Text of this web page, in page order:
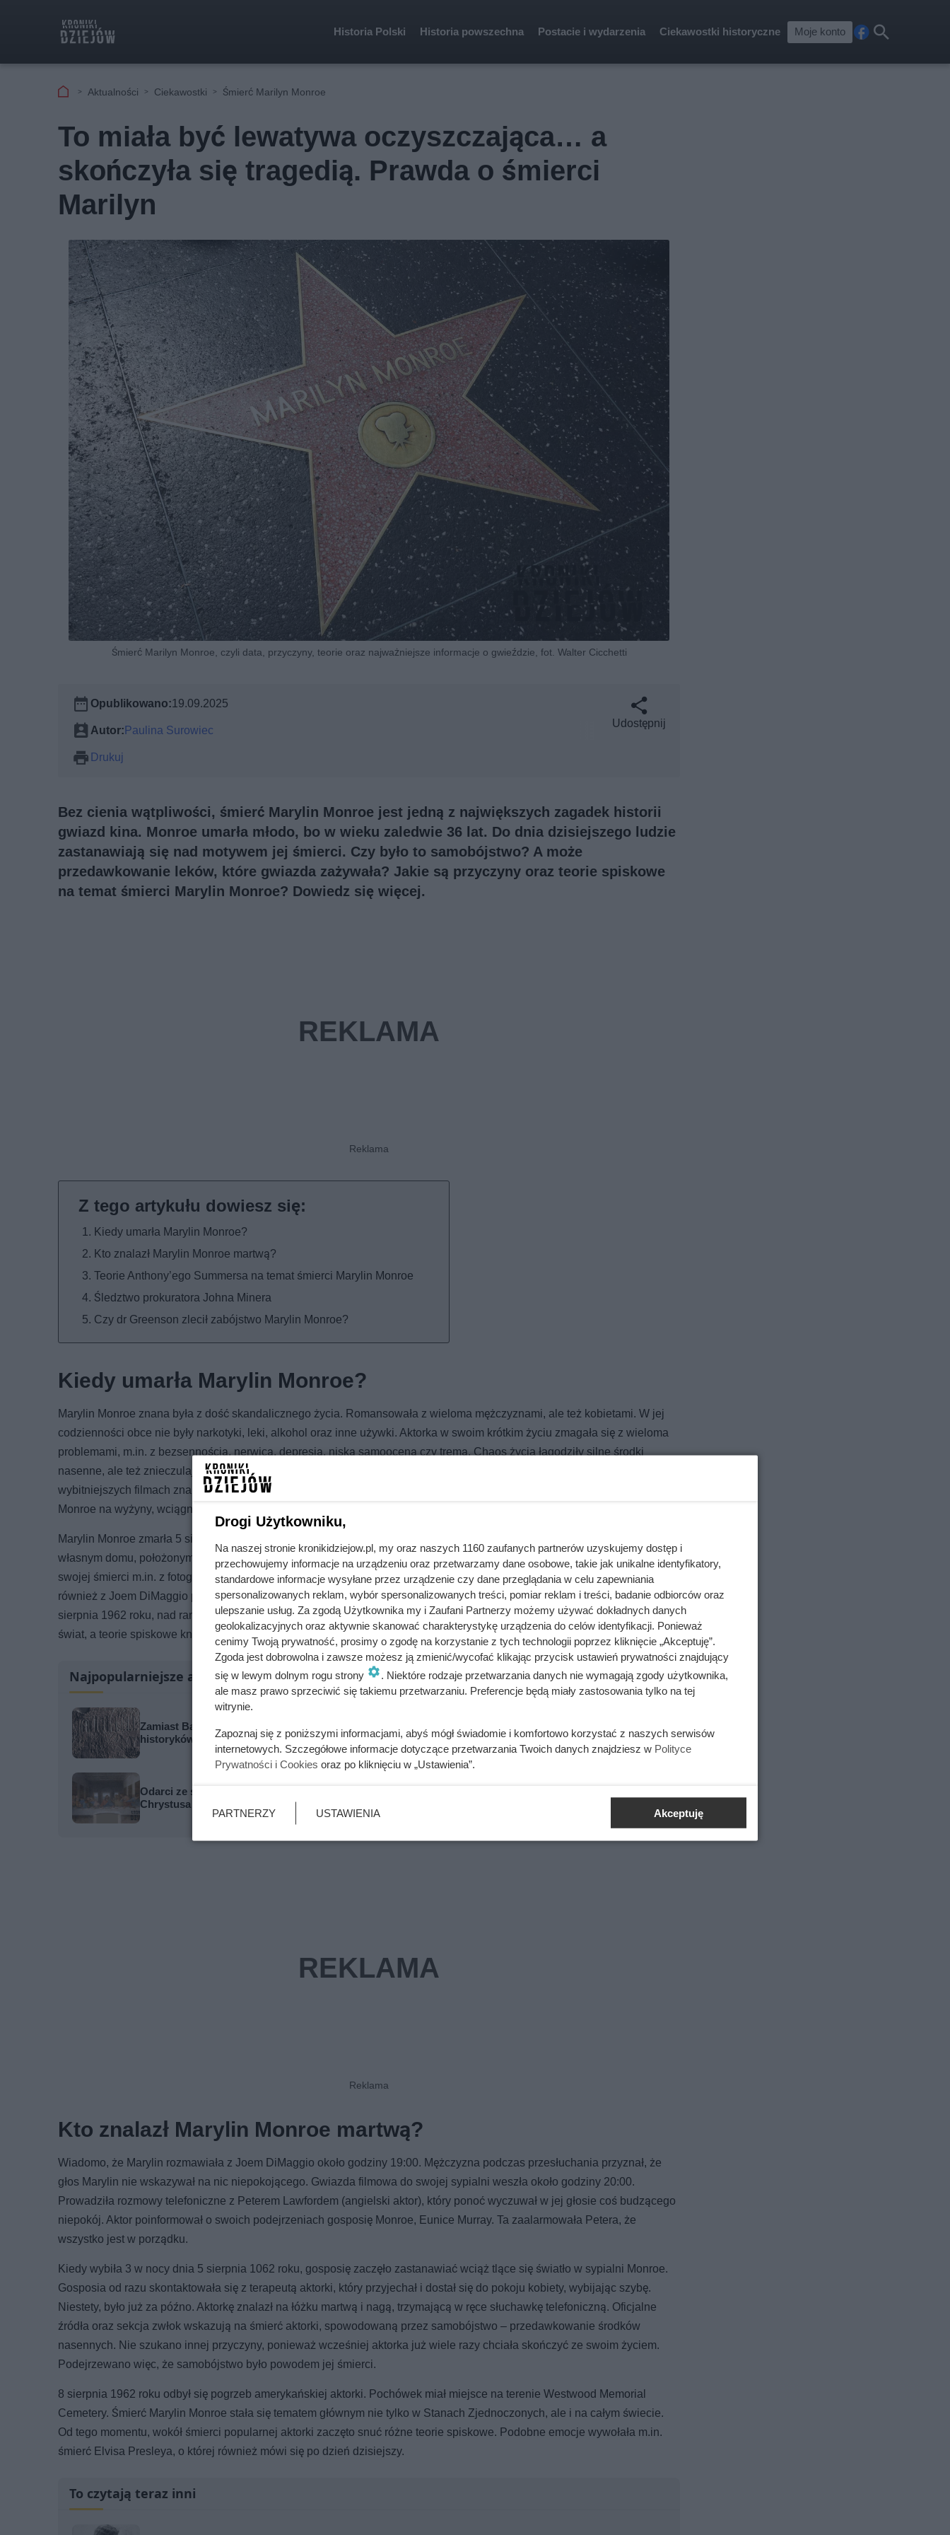
Historia Polski Historia powszechna Postacie i wydarzenia Ciekawostki historyczne Moje konto
cebkaj
Aktualności Ciekawostki Śmierć Marilyn Monroe
To miała być lewatywa oczyszczająca… a
skończyła się tragedią. Prawda o śmierci
Marilyn
Śmierć Marilyn Monroe, czyli data, przyczyny, teorie oraz najważniejsze informacje o gwieździe, fot. Walter Cicchetti
Opublikowano:19.09.2025
Autor:Paulina Surowiec
Drukuj
Udostępnij
Bez cienia wątpliwości, śmierć Marylin Monroe jest jedną z największych zagadek historii
gwiazd kina. Monroe umarła młodo, bo w wieku zaledwie 36 lat. Do dnia dzisiejszego ludzie
zastanawiają się nad motywem jej śmierci. Czy było to samobójstwo? A może
przedawkowanie leków, które gwiazda zażywała? Jakie są przyczyny oraz teorie spiskowe
na temat śmierci Marylin Monroe? Dowiedz się więcej.
Kiedy umarła Marylin Monroe?
Kto znalazł Marylin Monroe martwą?
Teorie Anthony’ego Summersa na temat śmierci Marylin Monroe
Śledztwo prokuratora Johna Minera
Czy dr Greenson zlecił zabójstwo Marylin Monroe?
Kiedy umarła Marylin Monroe?
Marylin Monroe znana była z dość skandalicznego życia. Romansowała z wieloma mężczyznami, ale też kobietami. W jej
codzienności obce nie były narkotyki, leki, alkohol oraz inne używki. Aktorka w swoim krótkim życiu zmagała się z wieloma
problemami, m.in. z bezsennością, nerwicą, depresją, niską samooceną czy tremą. Chaos życia łagodziły silne środki
nasenne, ale też znieczulające. Kobieta kilka razy podejmowała próby samobójcze, przeplatające się z grą w coraz to
wybitniejszych filmach znanych reżyserów. Niestety, młody wiek gwiazdy i tak ogromna, światowa kariera zamiast wynieść
Monroe na wyżyny, wciągnęły ją w otchłań bez wyjścia.
Marylin Monroe zmarła 5 sierpnia 1962 roku. Z ustaleń świadków wynika, że ostatni dzień przed śmiercią spędziła we
własnym domu, położonym w Los Angeles przy 12305 Fifth Helena Drive Street. Wiadomo też, że spotkała się w przeddzień
swojej śmierci m.in. z fotografem, ale i dr Ralphem Greensonem – z nim odbywała sesje terapeutyczne. Rozmawiała
również z Joem DiMaggio przez telefon – byłym mężem, z którym ponownie planowała wspólną przyszłość. Dlaczego 5
sierpnia 1962 roku, nad ranem znaleziono aktorkę martwą w łóżku, w swoim domu? Nagła śmierć aktorki zaszokowała cały
świat, a teorie spiskowe knute są po dzień dzisiejszy.
Najpopularniejsze artykuły
Zamiast Babilonu podali zupełnie inne miasto. Przełomowy trop brytyjskiej badaczki zszokował
historyków
Odarci ze skóry, rozcięci piłą i przybici do krzyża głową w dół. Mroczny i krwawy koniec uczniów
Chrystusa
Kto znalazł Marylin Monroe martwą?
Wiadomo, że Marylin rozmawiała z Joem DiMaggio około godziny 19:00. Mężczyzna podczas przesłuchania przyznał, że
głos Marylin nie wskazywał na nic niepokojącego. Gwiazda filmowa do swojej sypialni weszła około godziny 20:00.
Prowadziła rozmowy telefoniczne z Peterem Lawfordem (angielski aktor), który ponoć wyczuwał w jej głosie coś budzącego
niepokój. Aktor poinformował o swoich podejrzeniach gosposię Monroe, Eunice Murray. Ta zaalarmowała Petera, że
wszystko jest w porządku.
Kiedy wybiła 3 w nocy dnia 5 sierpnia 1062 roku, gosposię zaczęło zastanawiać wciąż tlące się światło w sypialni Monroe.
Gosposia od razu skontaktowała się z terapeutą aktorki, który przyjechał i dostał się do pokoju kobiety, wybijając szybę.
Niestety, było już za późno. Aktorkę znalazł na łóżku martwą i nagą, trzymającą w ręce słuchawkę telefoniczną. Oficjalne
źródła oraz sekcja zwłok wskazują na śmierć aktorki, spowodowaną przez samobójstwo – przedawkowanie środków
nasennych. Nie szukano innej przyczyny, ponieważ wcześniej aktorka już wiele razy chciała skończyć ze swoim życiem.
Podejrzewano więc, że samobójstwo było powodem jej śmierci.
8 sierpnia 1962 roku odbył się pogrzeb amerykańskiej aktorki. Pochówek miał miejsce na terenie Westwood Memorial
Cemetery. Śmierć Marylin Monroe stała się tematem głównym nie tylko w Stanach Zjednoczonych, ale i na całym świecie.
Od tego momentu, wokół śmierci popularnej aktorki zaczęto snuć różne teorie spiskowe. Podobne emocje wywołała m.in.
śmierć Elvisa Presleya, o której również mówi się po dzień dzisiejszy.
To czytają teraz inni
Drogi Użytkowniku,
Na naszej stronie kronikidziejow.pl, my oraz naszych 1160 zaufanych partnerów uzyskujemy dostęp i
przechowujemy informacje na urządzeniu oraz przetwarzamy dane osobowe, takie jak unikalne identyfikatory,
standardowe informacje wysyłane przez urządzenie czy dane przeglądania w celu zapewniania
spersonalizowanych reklam, wybór spersonalizowanych treści, pomiar reklam i treści, badanie odbiorców oraz
ulepszanie usług. Za zgodą Użytkownika my i Zaufani Partnerzy możemy używać dokładnych danych
geolokalizacyjnych oraz aktywnie skanować charakterystykę urządzenia do celów identyfikacji. Ponieważ
cenimy Twoją prywatność, prosimy o zgodę na korzystanie z tych technologii poprzez kliknięcie „Akceptuję”.
Zgoda jest dobrowolna i zawsze możesz ją zmienić/wycofać klikając przycisk ustawień prywatności znajdujący
się w lewym dolnym rogu strony
. Niektóre rodzaje przetwarzania danych nie wymagają zgody użytkownika,
ale masz prawo sprzeciwić się takiemu przetwarzaniu. Preferencje będą miały zastosowania tylko na tej
witrynie.
Zapoznaj się z poniższymi informacjami, abyś mógł świadomie i komfortowo korzystać z naszych serwisów
internetowych. Szczegółowe informacje dotyczące przetwarzania Twoich danych znajdziesz w Polityce
Prywatności i Cookies oraz po kliknięciu w „Ustawienia”.
PARTNERZY USTAWIENIA Akceptuję